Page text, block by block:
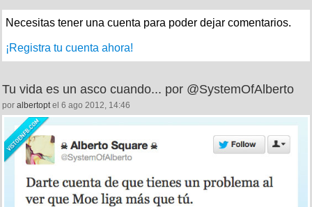
Necesitas tener una cuenta para poder dejar comentarios.
¡Registra tu cuenta ahora!
Tu vida es un asco cuando... por @SystemOfAlberto
por albertoptel 6 ago 2012, 14:46